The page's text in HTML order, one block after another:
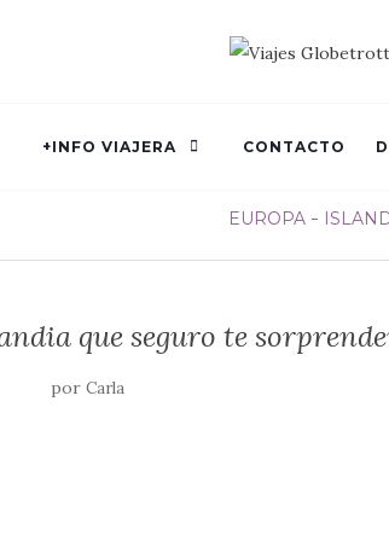
+INFO VIAJERA CONTACTO
EUROPA
que seguro te
por Carla